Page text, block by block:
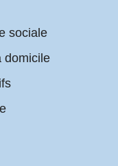
sociale
domicile